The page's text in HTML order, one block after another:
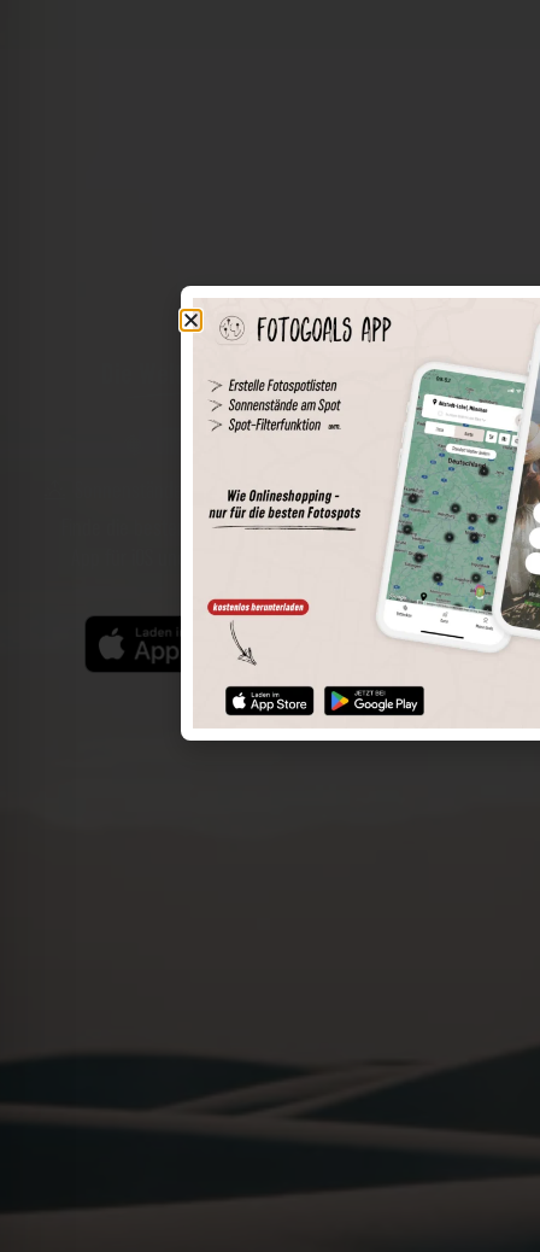
Die Welt der Orte in deiner Tasche
Spots speichern
Sonnenstände am Spot
Spotdetails
Filterfunktion
Finde die besten Fotospots noch einfacher mit unserer
App für iOS und Android und genieße einen größeren